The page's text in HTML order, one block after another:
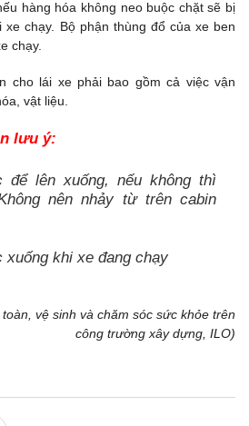
hàng hóa không neo buộc chặt sẽ bị
chạy. Bộ phận thùng đổ của xe ben
chạy.
cho lái xe phải bao gồm cả việc vận
vật liệu.
lưu ý:
để lên xuống, nếu không thì
nên nhảy từ trên cabin
xuống khi xe đang chạy
vệ sinh và chăm sóc sức khỏe trên
công trường xây dựng, ILO)